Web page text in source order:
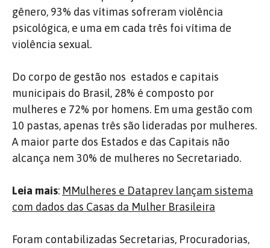
gênero, 93% das vítimas sofreram violência
psicológica, e uma em cada três foi vítima de
violência sexual.
Do corpo de gestão nos estados e capitais
municipais do Brasil, 28% é composto por
mulheres e 72% por homens. Em uma gestão com
10 pastas, apenas três são lideradas por mulheres.
A maior parte dos Estados e das Capitais não
alcança nem 30% de mulheres no Secretariado.
Leia mais: MMulheres e Dataprev lançam sistema
com dados das Casas da Mulher Brasileira
Foram contabilizadas Secretarias, Procuradorias,